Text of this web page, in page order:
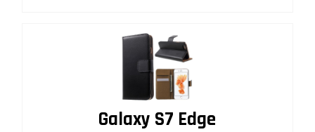
Galaxy S7 Edge